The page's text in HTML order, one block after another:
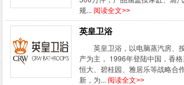
规... 阅读全文>>
英皇卫浴
英皇卫浴，以电脑蒸汽房、
产为主， 1996年登陆中国，香
恒大、碧桂园、雅居乐等战略
新，为... 阅读全文>>